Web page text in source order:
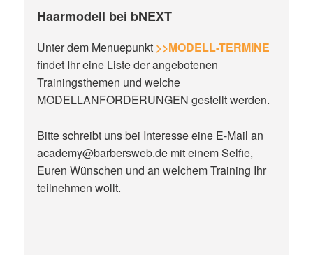
Haarmodell bei bNEXT
Unter dem Menuepunkt >>MODELL-TERMINE
findet Ihr eine Liste der angebotenen
Trainingsthemen und welche
MODELLANFORDERUNGEN gestellt werden.
Bitte schreibt uns bei Interesse eine E-Mail an
academy@barbersweb.de mit einem Selfie,
Euren Wünschen und an welchem Training Ihr
teilnehmen wollt.